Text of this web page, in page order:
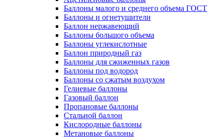
Баллоны малого и среднего объема ГОСТ
Баллоны и огнетушители
Баллон нержавеющий
Баллоны большого объема
Баллоны углекислотные
Баллон природный газ
Баллоны для сжиженных газов
Баллоны под водород
Баллоны со сжатым воздухом
Гелиевые баллоны
Газовый баллон
Пропановые баллоны
Стальной баллон
Кислородные баллоны
Метановые баллоны